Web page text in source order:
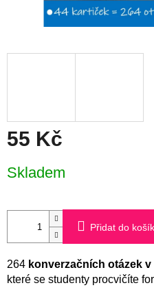
55 Kč
cena:
Skladem
Přidat do
264 konverzačních otázek
které se studenty procvičíte